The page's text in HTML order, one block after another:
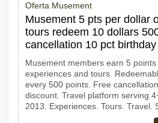
Oferta Musement
Musement 5 pts per dollar
tours redeem 10 dollars
cancellation 10 pct
Musement members earn 5
experiences and tours.
every 500 points. Free
discount. Travel platform serving
2013. Experiences. Tours. Travel.